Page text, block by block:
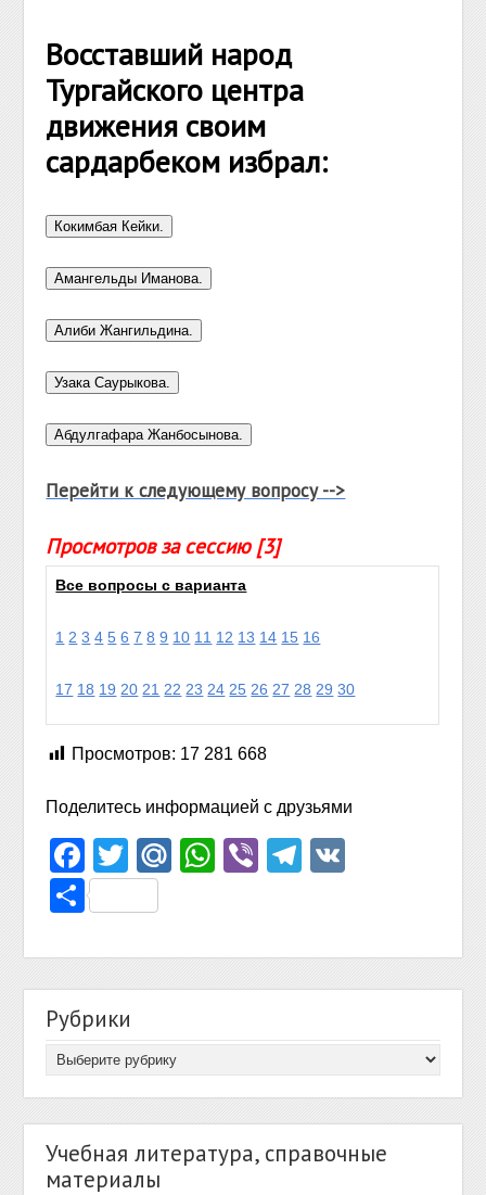
Восставший народ
Тургайского центра
движения своим
сардарбеком избрал:
Перейти к следующему вопросу -->
Просмотров за сессию [3]
Все вопросы с варианта
1 2 3 4 5 6 7 8 9 10 11 12 13 14 15 16
17 18 19 20 21 22 23 24 25 26 27 28 29 30
Просмотров: 17 281 668
Поделитесь информацией с друзьями
Facebook
TwitterMail.Ru
WhatsApp
ViberTelegram
Отправить
Рубрики
Учебная литература, справочные
материалы